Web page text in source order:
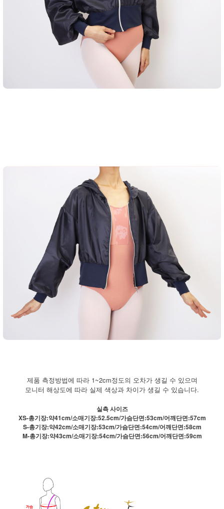
제품 측정방법에 따라 1~2cm정도의 오차가 생길 수 있으며
모니터 해상도에 따라 실제 색상과 차이가 생길 수 있습니다.
실측 사이즈
XS-총기장:약41cm/소매기장:52.5cm/가슴단면:53cm/어깨단면:57cm
S-총기장:약42cm/소매기장:53cm/가슴단면:54cm/어깨단면:58cm
M-총기장:약43cm/소매기장:54cm/가슴단면:56cm/어깨단면:59cm